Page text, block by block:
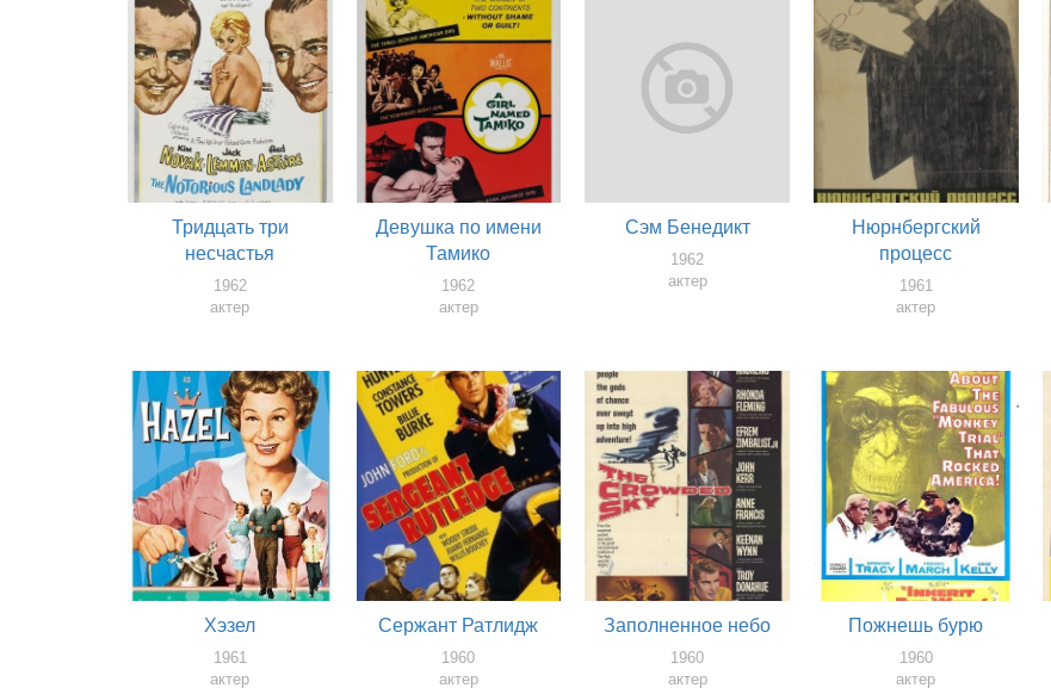
Тридцать три
несчастья
1962
актер
Девушка по имени
Тамико
1962
актер
Сэм Бенедикт
1962
актер
Нюрнбергский
процесс
1961
актер
Хэзел
1961
актер
Сержант Ратлидж
1960
актер
Заполненное небо
1960
актер
Пожнешь бурю
1960
актер